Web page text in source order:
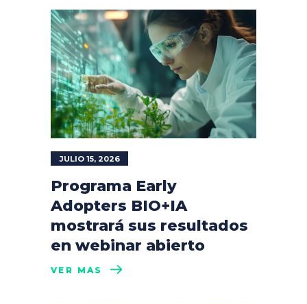
JULIO 15, 2026
Programa Early
Adopters BIO+IA
mostrará sus resultados
en webinar abierto
VER MÁS